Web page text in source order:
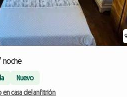
noche
Nuevo
en casa del anfitrión